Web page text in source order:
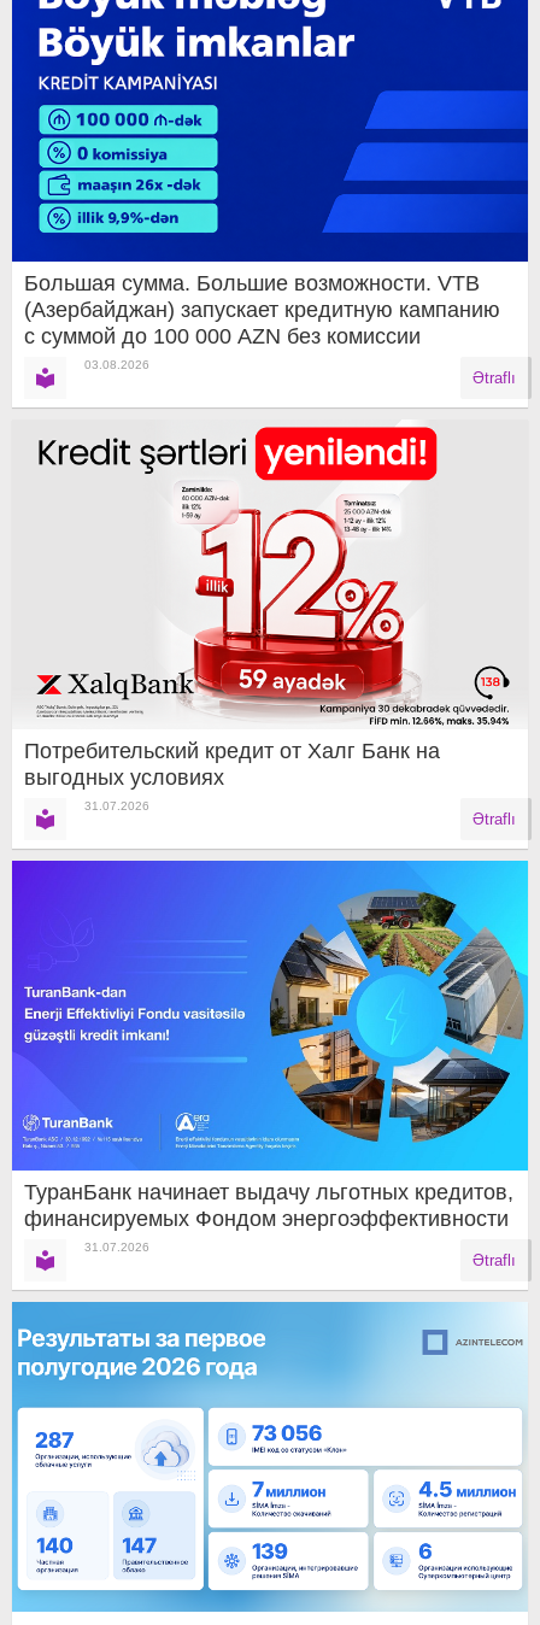
Большая сумма. Большие возможности. VTB
(Азербайджан) запускает кредитную кампанию
с суммой до 100 000 AZN без комиссии
03.08.2026
Ətraflı
Потребительский кредит от Халг Банк на
выгодных условиях
31.07.2026
Ətraflı
ТуранБанк начинает выдачу льготных кредитов,
финансируемых Фондом энергоэффективности
31.07.2026
Ətraflı